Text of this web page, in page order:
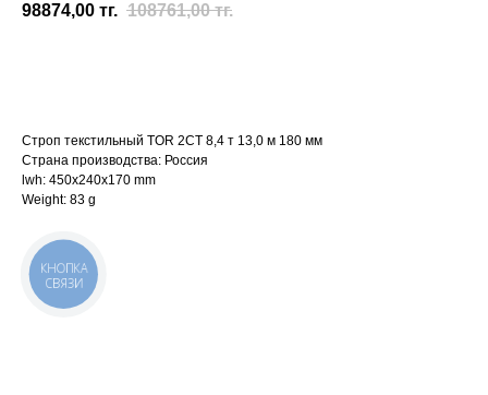
98874,00 тг. 108761,00 тг.
Строп текстильный TOR 2СТ 8,4 т 13,0 м 180 мм
Страна производства: Россия
lwh: 450x240x170 mm
Weight: 83 g
КНОПКА
СВЯЗИ